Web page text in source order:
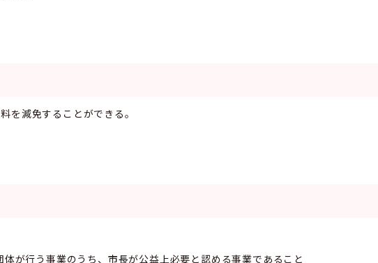
を減免することができる。
が行う事業のうち、市長が公益上必要と認める事業であること